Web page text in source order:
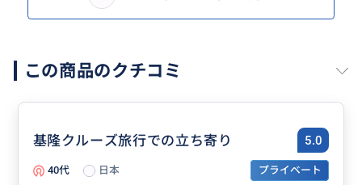
この商品のクチコミ
基隆クルーズ旅行での立ち寄り 5.0
40代 日本
プライベート